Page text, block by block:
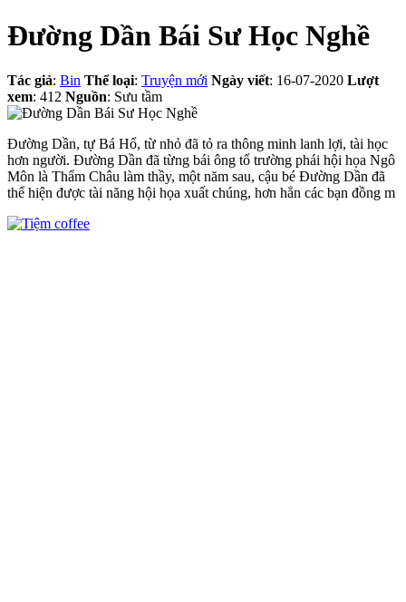
Đường Dần Bái Sư Học Nghề
Tác giả: Bin Thể loại: Truyện mới Ngày viết: 16-07-2020 Lượt
xem: 412 Nguồn: Sưu tầm
Đường Dần, tự Bá Hổ, từ nhỏ đã tỏ ra thông minh lanh lợi, tài học
hơn người. Đường Dần đã từng bái ông tổ trường phái hội họa Ngô
Môn là Thẩm Châu làm thầy, một năm sau, cậu bé Đường Dần đã
thể hiện được tài năng hội họa xuất chúng, hơn hẳn các bạn đồng m